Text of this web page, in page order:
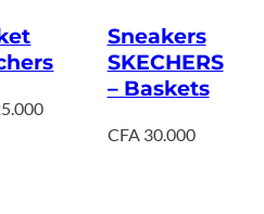
Sneakers
SKECHERS
– Baskets
CFA30.000